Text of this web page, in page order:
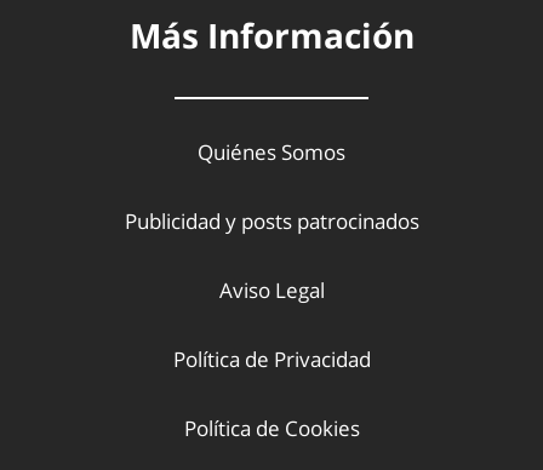
Más Información
Quiénes Somos
Publicidad y posts patrocinados
Aviso Legal
Política de Privacidad
Política de Cookies